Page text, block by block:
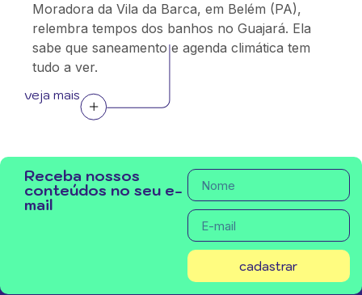
Moradora da Vila da Barca, em Belém (PA),
relembra tempos dos banhos no Guajará. Ela
sabe que saneamento e agenda climática tem
tudo a ver.
veja mais
Receba nossos
conteúdos no seu e-
mail
cadastrar